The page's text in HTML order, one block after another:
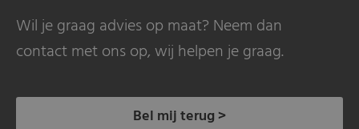
Wil je graag advies op maat? Neem dan
contact met ons op, wij helpen je graag.
Bel mij terug >